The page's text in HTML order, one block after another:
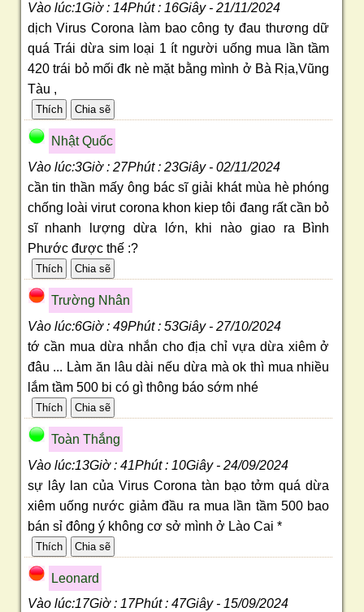
Vào lúc:1Giờ : 14Phút : 16Giây - 21/11/2024
dịch Virus Corona làm bao công ty đau thương dữ
quá Trái dừa sim loại 1 ít người uống mua lần tầm
420 trái bỏ mối đk nè mặt bằng mình ở Bà Rịa,Vũng
Tàu ,
Nhật Quốc
Vào lúc:3Giờ : 27Phút : 23Giây - 02/11/2024
cần tin thần mấy ông bác sĩ giải khát mùa hè phóng
chống loài virut corona khon kiep tôi đang rất cần bỏ
sĩ nhanh lượng dừa lớn, khi nào giao ra Bình
Phước được thế :?
Trường Nhân
Vào lúc:6Giờ : 49Phút : 53Giây - 27/10/2024
tớ cần mua dừa nhắn cho địa chỉ vựa dừa xiêm ở
đâu ... Làm ăn lâu dài nếu dừa mà ok thì mua nhiều
lắm tầm 500 bi có gì thông báo sớm nhé
Toàn Thắng
Vào lúc:13Giờ : 41Phút : 10Giây - 24/09/2024
sự lây lan của Virus Corona tàn bạo tởm quá dừa
xiêm uống nước giảm đầu ra mua lần tầm 500 bao
bán sỉ đông ý không cơ sở mình ở Lào Cai *
Leonard
Vào lúc:17Giờ : 17Phút : 47Giây - 15/09/2024